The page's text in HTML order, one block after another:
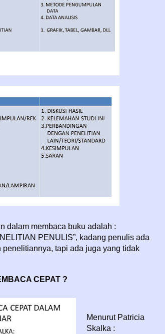
dalam membaca buku adalah :
PENULIS”, kadang penulis ada
tapi ada juga yang tidak
CEPAT ?
Menurut Patricia
Skalka :